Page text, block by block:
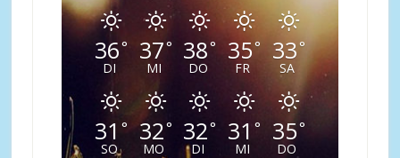
36°
DI
37°
MI
38°
DO
35°
FR
33°
SA
31 °
SO
32°
MO
32°
DI
31 °
MI
35°
DO